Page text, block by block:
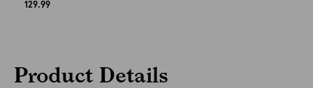
129.99
Product Details